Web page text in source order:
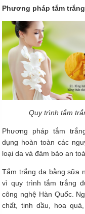
Phương pháp tắm
Quy trình tắm
Phương pháp tắm
dụng hoàn toàn các
loại da và đảm bảo an
Tắm trắng da bằng sữa
vì quy trình tắm trắng
công nghệ Hàn Quốc.
chất, tinh dầu, hoa